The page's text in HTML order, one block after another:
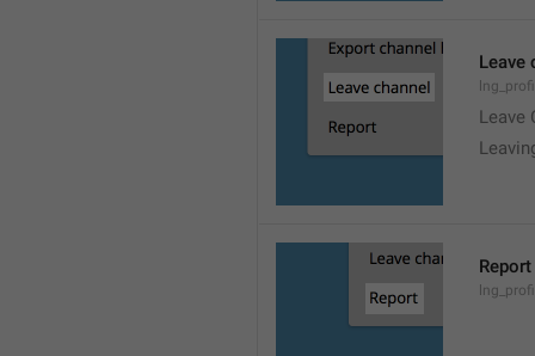
Leave
Leave
Report